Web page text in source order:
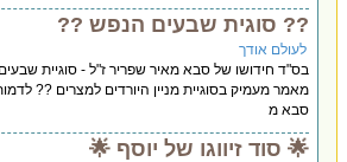
?? סוגית שבעים הנפש ??
לעולם אודך
בס"ד חידושו של סבא מאיר שפריר ז"ל - סוגיית
מאמר מעמיק בסוגיית מניין היורדים למצרים ??
סבא מ
🌟 סוד זיווגו של יוסף 🌟